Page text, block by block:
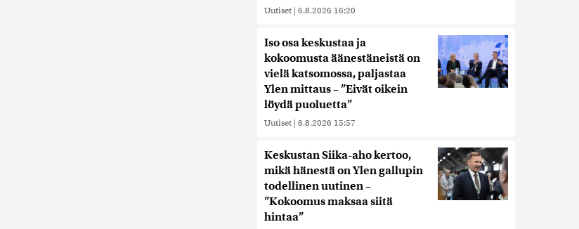
Uutiset | 6.8.2026 16:20
Iso osa keskustaa ja
kokoomusta äänestäneistä on
vielä katsomossa, paljastaa
Ylen mittaus – ”Eivät oikein
löydä puoluetta”
Uutiset | 6.8.2026 15:57
Keskustan Siika-aho kertoo,
mikä hänestä on Ylen gallupin
todellinen uutinen –
”Kokoomus maksaa siitä
hintaa”